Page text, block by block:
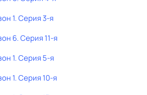
1. Серия 3-я
6. Серия 11-я
1. Серия 5-я
1. Серия 10-я